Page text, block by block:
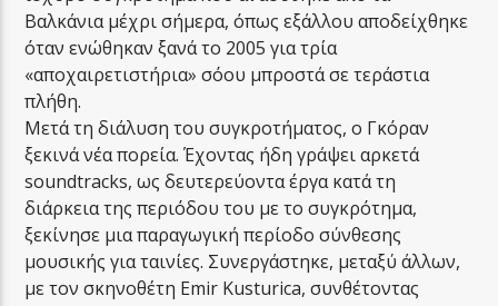
Βαλκάνια μέχρι σήμερα, όπως εξάλλου αποδείχθηκε
όταν ενώθηκαν ξανά το 2005 για τρία
«αποχαιρετιστήρια» σόου μπροστά σε τεράστια
πλήθη.
Μετά τη διάλυση του συγκροτήματος, ο Γκόραν
ξεκινά νέα πορεία. Έχοντας ήδη γράψει αρκετά
soundtracks, ως δευτερεύοντα έργα κατά τη
διάρκεια της περιόδου του με το συγκρότημα,
ξεκίνησε μια παραγωγική περίοδο σύνθεσης
μουσικής για ταινίες. Συνεργάστηκε, μεταξύ άλλων,
με τον σκηνοθέτη Emir Kusturica, συνθέτοντας